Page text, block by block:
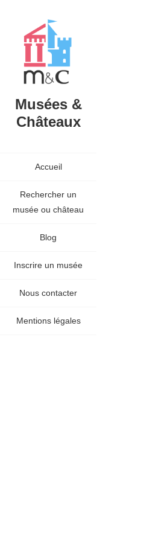
Musées &
Châteaux
Accueil
Rechercher un
musée ou château
Blog
Inscrire un musée
Nous contacter
Mentions légales